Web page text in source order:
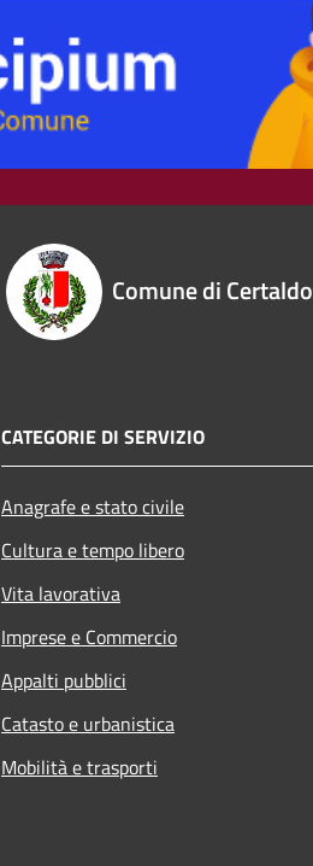
Comune di Certaldo
CATEGORIE DI SERVIZIO
Anagrafe e stato civile
Cultura e tempo libero
Vita lavorativa
Imprese e Commercio
Appalti pubblici
Catasto e urbanistica
Mobilità e trasporti